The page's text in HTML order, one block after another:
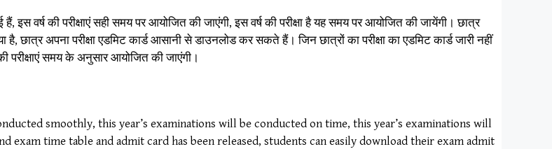
वर्ष की परीक्षाएं सही समय पर आयोजित की जाएंगी, इस वर्ष की परीक्षा है यह समय पर आयोजित की जायेंगी। छात्र
है, छात्र अपना परीक्षा एडमिट कार्ड आसानी से डाउनलोड कर सकते हैं। जिन छात्रों का परीक्षा का एडमिट कार्ड जारी नहीं
समय के अनुसार आयोजित की जाएंगी।
smoothly, this year’s examinations will be conducted on time, this year’s examinations will
time table and admit card has been released, students can easily download their exam admit